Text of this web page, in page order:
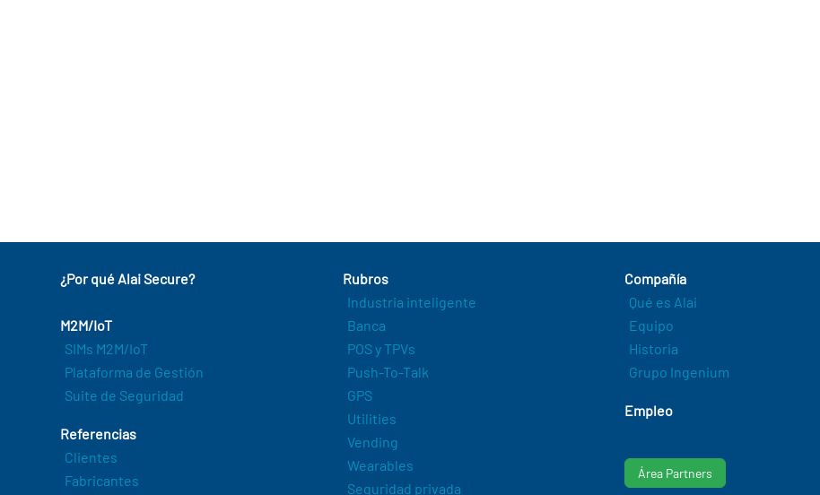
¿Por qué Alai Secure?
M2M/IoT
SIMs M2M/IoT
Plataforma de Gestión
Suite de Seguridad
Referencias
Clientes
Fabricantes
Rubros
Industria inteligente
Banca
POS y TPVs
Push-To-Talk
GPS
Utilities
Vending
Wearables
Seguridad privada
Compañía
Qué es Alai
Equipo
Historia
Grupo Ingenium
Empleo
Área Partners